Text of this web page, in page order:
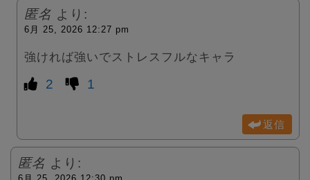
匿名 より:
6月 25, 2026 12:27 pm
強ければ強いでストレスフルなキャラ
2 1
返信
匿名 より: